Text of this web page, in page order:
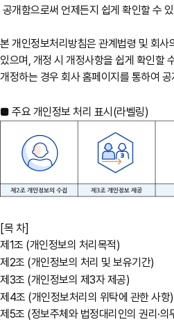
공개함으로써 언제든지 쉽게 확인할 수
본 개인정보처리방침은 관계법령 및 회사
있으며, 개정 시 개정사항을 쉽게 확인할
개정하는 경우 회사 홈페이지를 통하여
■ 주요 개인정보 처리 표시(라벨링)
[목 차]
제1조 (개인정보의 처리목적)
제2조 (개인정보의 처리 및 보유기간)
제3조 (개인정보의 제3자 제공)
제4조 (개인정보처리의 위탁에 관한 사항)
제5조 (정보주체와 법정대리인의 권리·의